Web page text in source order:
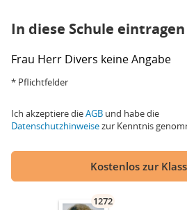
In diese Schule eintragen
Frau Herr Divers keine Angabe
* Pflichtfelder
Ich akzeptiere dieAGB und habe die
Datenschutzhinweisezur Kenntnis
Kostenlos zur
1272